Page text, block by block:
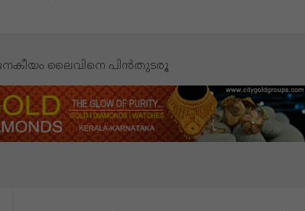
ലൈവിനെ പിൻതുടരൂ